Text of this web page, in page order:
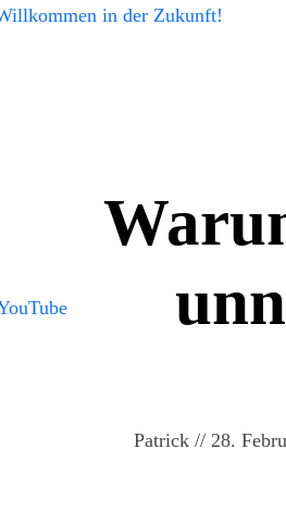
Patrick // 28.